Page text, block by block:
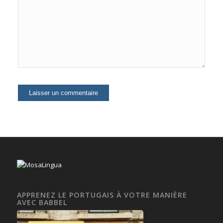
APPRENEZ LE PORTUGAIS À VOTRE MANIÈRE
AVEC BABBEL